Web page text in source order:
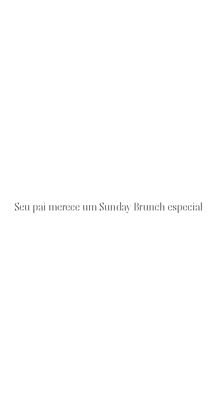
Seu pai merece um Sunday Brunch especial